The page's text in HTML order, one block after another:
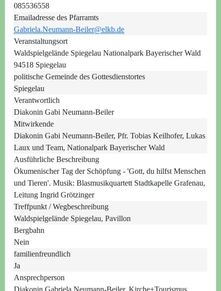
085536558
Emailadresse des Pfarramts
Gabriela.Neumann-Beiler@elkb.de
Veranstaltungsort
Waldspielgelände Spiegelau Nationalpark Bayerischer Wald
94518 Spiegelau
politische Gemeinde des Gottesdienstortes
Spiegelau
Verantwortlich
Diakonin Gabi Neumann-Beiler
Mitwirkende
Diakonin Gabi Neumann-Beiler, Pfr. Tobias Keilhofer, Lukas
Laux und Team, Nationalpark Bayerischer Wald
Ausführliche Beschreibung
Ökumenischer Tag der Schöpfung - 'Gott, du hilfst Menschen
und Tieren'. Musik: Blasmusikquartett Stadtkapelle Grafenau,
Leitung Ingrid Grötzinger
Treffpunkt / Wegbeschreibung
Waldspielgelände Spiegelau, Pavillon
Bergbahn
Nein
familienfreundlich
Ja
Ansprechperson
Diakonin Gabriela Neumann-Beiler, Kirche+Tourismus